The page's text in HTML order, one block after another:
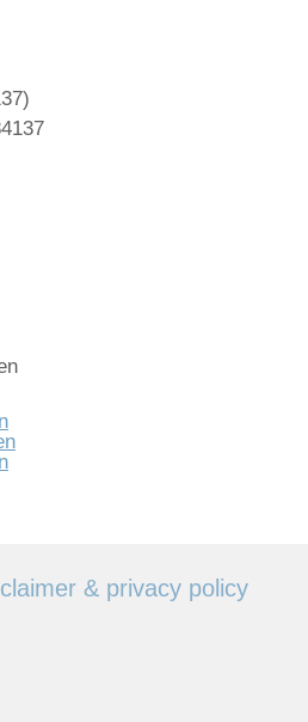
& privacy policy